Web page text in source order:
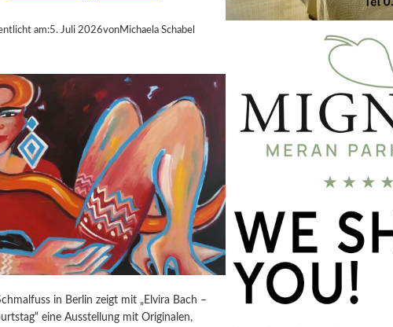
am:5. Juli 2026vonMichaela Schabel
in Berlin zeigt mit „Elvira Bach –
eine Ausstellung mit Originalen,